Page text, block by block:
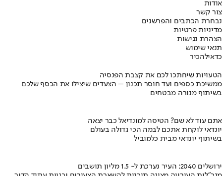
אודות
צור קשר
נבחרת הכתבים והפרשנים
מדיניות פרטיות
הצהרת נגישות
תנאי שימוש
כדאילהכיר
הטעויות שיחתכו לכם את קצבת הפנסיה
ממשיכת כספים ועד חוסר תכנון – הצעדים שיצילו את הכסף שלכם
בשיתוף מנורה מבטחים
אתם עוד לא שם? הטיסה למונדיאל כבר יצאה
יונדאי לוקחת אתכם לבמה הכי גדולה בעולם
בשיתוף יונדאי מבית כלמוביל
ירושלים 2040: העיר נערכת ל- 1.5 מליון תושבים